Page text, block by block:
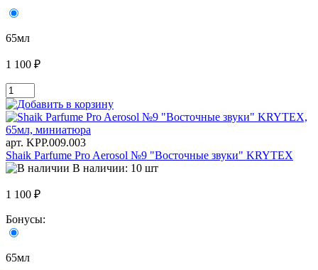
65мл
1 100 ₽
арт. KРР.009.003
Shaik Parfume Pro Aerosol №9 "Восточные звуки" KRYTEX
В наличии: 10 шт
1 100 ₽
Бонусы:
65мл